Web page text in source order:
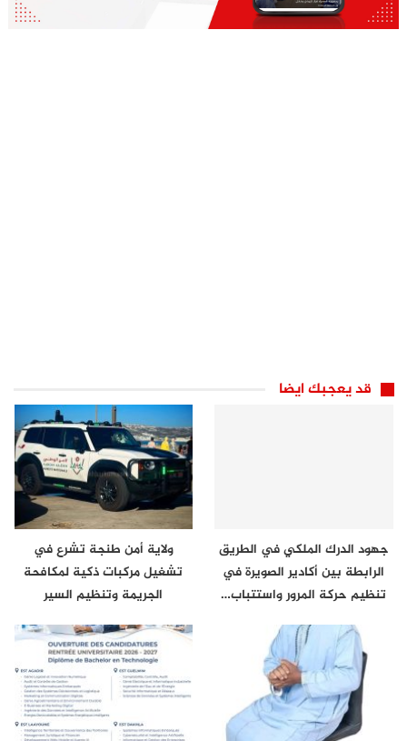
قد يعجبك ايضا
جهود الدرك الملكي في الطريق
الرابطة بين أكادير الصويرة في
تنظيم حركة المرور واستتباب…
ولاية أمن طنجة تشرع في
تشغيل مركبات ذكية لمكافحة
الجريمة وتنظيم السير